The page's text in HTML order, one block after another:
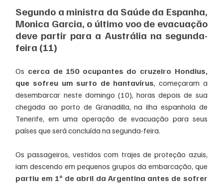
Segundo a ministra da Saúde da Espanha,
Monica Garcia, o último voo de evacuação
deve partir para a Austrália na segunda-
feira (11)
Os cerca de 150 ocupantes do cruzeiro Hondius,
que sofreu um surto de hantavírus, começaram a
desembarcar neste domingo (10), horas depois de sua
chegada ao porto de Granadilla, na ilha espanhola de
Tenerife, em uma operação de evacuação para seus
países que será concluída na segunda-feira.
Os passageiros, vestidos com trajes de proteção azuis,
iam descendo em pequenos grupos da embarcação, que
partiu em 1º de abril da Argentina antes de sofrer